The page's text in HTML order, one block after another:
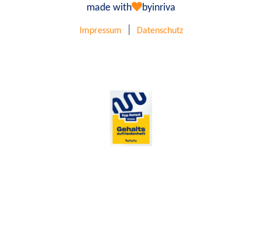
made with byinriva
Impressum Datenschutz